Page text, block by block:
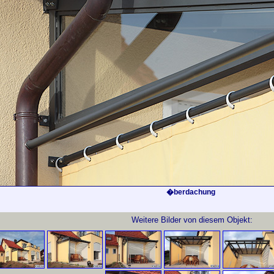
�berdachung
Weitere Bilder von diesem Objekt: